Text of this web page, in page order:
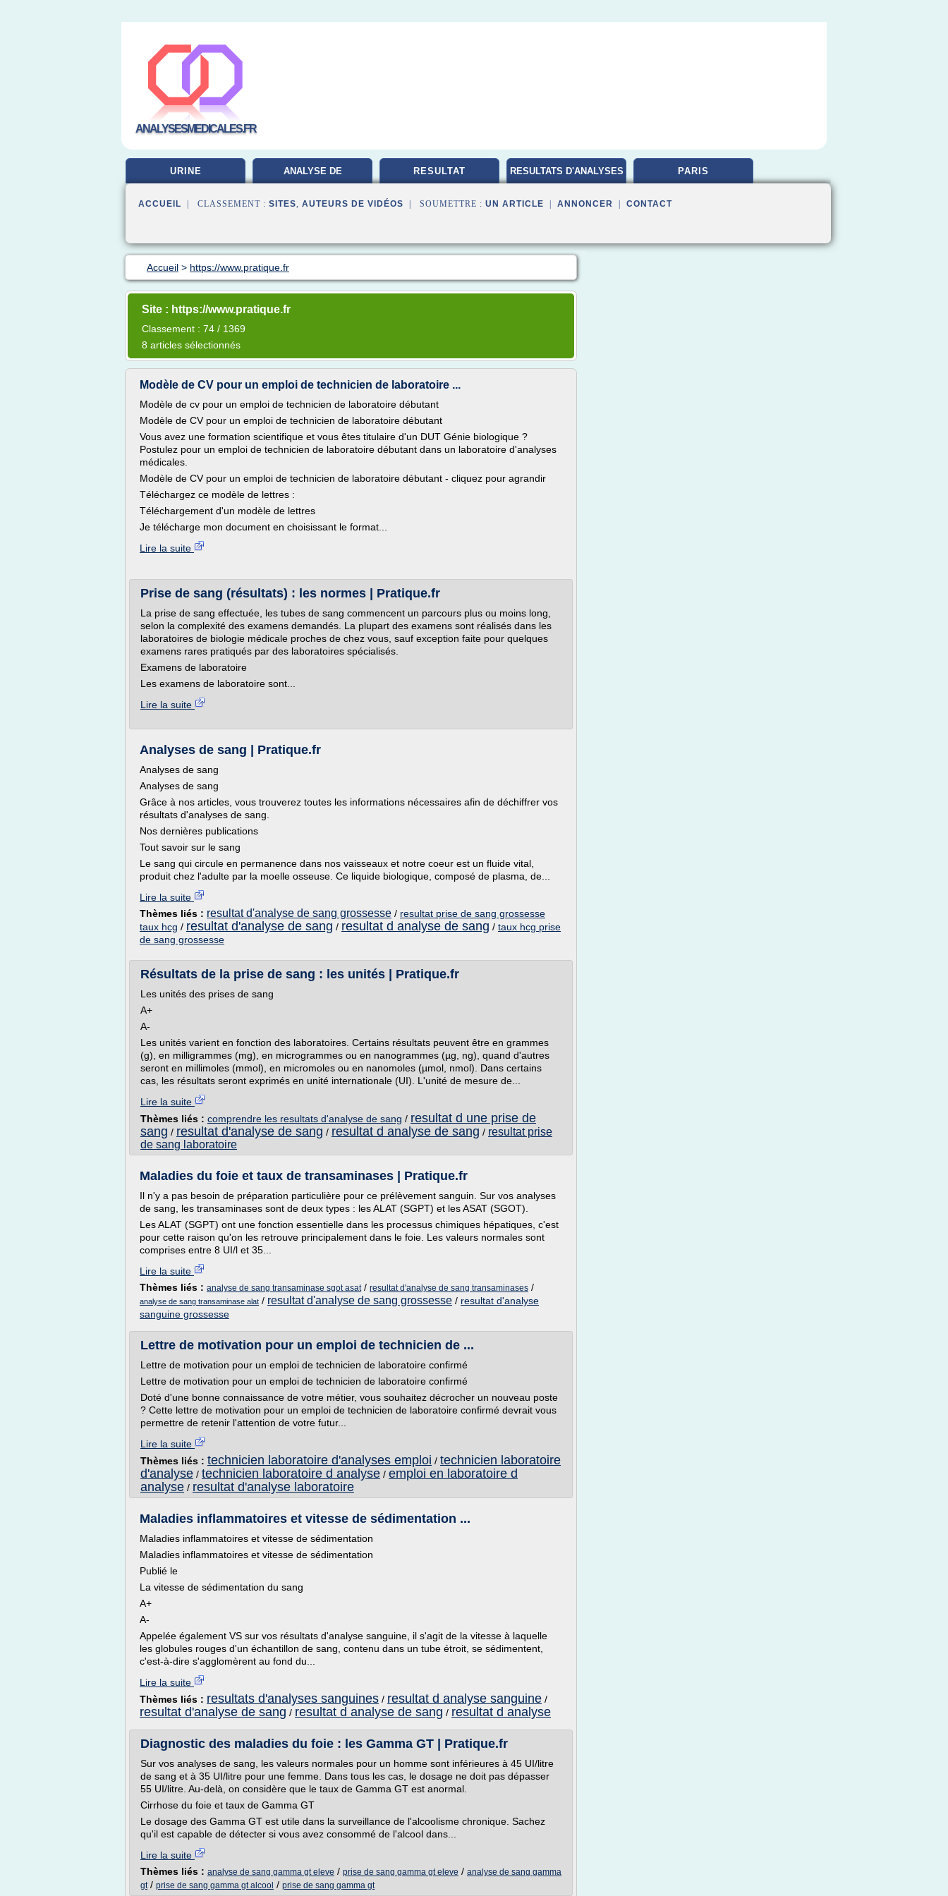
ANALYSESMEDICALES.FR
URINE ANALYSE DE RESULTAT RESULTATS D'ANALYSES PARIS
ACCUEIL | CLASSEMENT : SITES, AUTEURS DE VIDÉOS | SOUMETTRE : UN ARTICLE ANNONCER CONTACT
Accueil > https://www.pratique.fr
Site : https://www.pratique.fr
Classement : 74 / 1369
8 articles sélectionnés
Modèle de CV pour un emploi de technicien de laboratoire ...
Modèle de cv pour un emploi de technicien de laboratoire débutant
Modèle de CV pour un emploi de technicien de laboratoire débutant
Vous avez une formation scientifique et vous êtes titulaire d'un DUT Génie biologique ?
Postulez pour un emploi de technicien de laboratoire débutant dans un laboratoire d'analyses
médicales.
Modèle de CV pour un emploi de technicien de laboratoire débutant - cliquez pour agrandir
Téléchargez ce modèle de lettres :
Téléchargement d'un modèle de lettres
Je télécharge mon document en choisissant le format...
Lire la suite
Prise de sang (résultats) : les normes | Pratique.fr
La prise de sang effectuée, les tubes de sang commencent un parcours plus ou moins long,
selon la complexité des examens demandés. La plupart des examens sont réalisés dans les
laboratoires de biologie médicale proches de chez vous, sauf exception faite pour quelques
examens rares pratiqués par des laboratoires spécialisés.
Examens de laboratoire
Les examens de laboratoire sont...
Lire la suite
Analyses de sang | Pratique.fr
Analyses de sang
Analyses de sang
Grâce à nos articles, vous trouverez toutes les informations nécessaires afin de déchiffrer vos
résultats d'analyses de sang.
Nos dernières publications
Tout savoir sur le sang
Le sang qui circule en permanence dans nos vaisseaux et notre coeur est un fluide vital,
produit chez l'adulte par la moelle osseuse. Ce liquide biologique, composé de plasma, de...
Lire la suite
Thèmes liés : resultat d'analyse de sang grossesse / resultat prise de sang grossesse
taux hcg / resultat d'analyse de sang / resultat d analyse de sang / taux hcg prise
de sang grossesse
Résultats de la prise de sang : les unités | Pratique.fr
Les unités des prises de sang
A+
A-
Les unités varient en fonction des laboratoires. Certains résultats peuvent être en grammes
(g), en milligrammes (mg), en microgrammes ou en nanogrammes (µg, ng), quand d'autres
seront en millimoles (mmol), en micromoles ou en nanomoles (µmol, nmol). Dans certains
cas, les résultats seront exprimés en unité internationale (UI). L'unité de mesure de...
Lire la suite
Thèmes liés : comprendre les resultats d'analyse de sang / resultat d une prise de
sang / resultat d'analyse de sang / resultat d analyse de sang / resultat prise
de sang laboratoire
Maladies du foie et taux de transaminases | Pratique.fr
Il n'y a pas besoin de préparation particulière pour ce prélèvement sanguin. Sur vos analyses
de sang, les transaminases sont de deux types : les ALAT (SGPT) et les ASAT (SGOT).
Les ALAT (SGPT) ont une fonction essentielle dans les processus chimiques hépatiques, c'est
pour cette raison qu'on les retrouve principalement dans le foie. Les valeurs normales sont
comprises entre 8 UI/l et 35...
Lire la suite
Thèmes liés : analyse de sang transaminase sgot asat/ resultat d'analyse de sang transaminases /
analyse de sang transaminase alat / resultat d'analyse de sang grossesse / resultat d'analyse
sanguine grossesse
Lettre de motivation pour un emploi de technicien de ...
Lettre de motivation pour un emploi de technicien de laboratoire confirmé
Lettre de motivation pour un emploi de technicien de laboratoire confirmé
Doté d'une bonne connaissance de votre métier, vous souhaitez décrocher un nouveau poste
? Cette lettre de motivation pour un emploi de technicien de laboratoire confirmé devrait vous
permettre de retenir l'attention de votre futur...
Lire la suite
Thèmes liés : technicien laboratoire d'analyses emploi / technicien laboratoire
d'analyse / technicien laboratoire d analyse / emploi en laboratoire d
analyse / resultat d'analyse laboratoire
Maladies inflammatoires et vitesse de sédimentation ...
Maladies inflammatoires et vitesse de sédimentation
Maladies inflammatoires et vitesse de sédimentation
Publié le
La vitesse de sédimentation du sang
A+
A-
Appelée également VS sur vos résultats d'analyse sanguine, il s'agit de la vitesse à laquelle
les globules rouges d'un échantillon de sang, contenu dans un tube étroit, se sédimentent,
c'est-à-dire s'agglomèrent au fond du...
Lire la suite
Thèmes liés : resultats d'analyses sanguines / resultat d analyse sanguine /
resultat d'analyse de sang / resultat d analyse de sang / resultat d analyse
Diagnostic des maladies du foie : les Gamma GT | Pratique.fr
Sur vos analyses de sang, les valeurs normales pour un homme sont inférieures à 45 UI/litre
de sang et à 35 UI/litre pour une femme. Dans tous les cas, le dosage ne doit pas dépasser
55 UI/litre. Au-delà, on considère que le taux de Gamma GT est anormal.
Cirrhose du foie et taux de Gamma GT
Le dosage des Gamma GT est utile dans la surveillance de l'alcoolisme chronique. Sachez
qu'il est capable de détecter si vous avez consommé de l'alcool dans...
Lire la suite
Thèmes liés : analyse de sang gamma gt eleve / prise de sang gamma gt eleve / analyse de sang gamma
gt/ prise de sang gamma gt alcool / prise de sang gamma gt